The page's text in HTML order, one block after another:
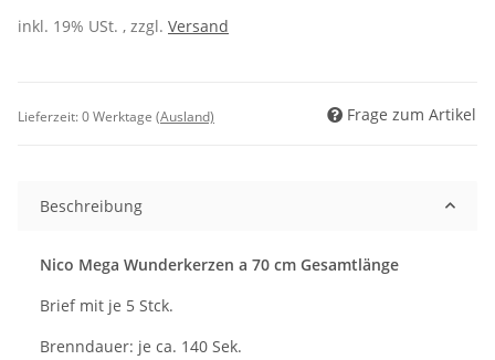
inkl. 19% USt. , zzgl. Versand
Lieferzeit:0 Werktage (Ausland) Frage zum Artikel
Beschreibung
Nico Mega Wunderkerzen a 70 cm Gesamtlänge
Brief mit je 5 Stck.
Brenndauer: je ca. 140 Sek.